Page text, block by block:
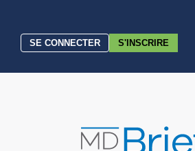
SE CONNECTER S'INSCRIRE